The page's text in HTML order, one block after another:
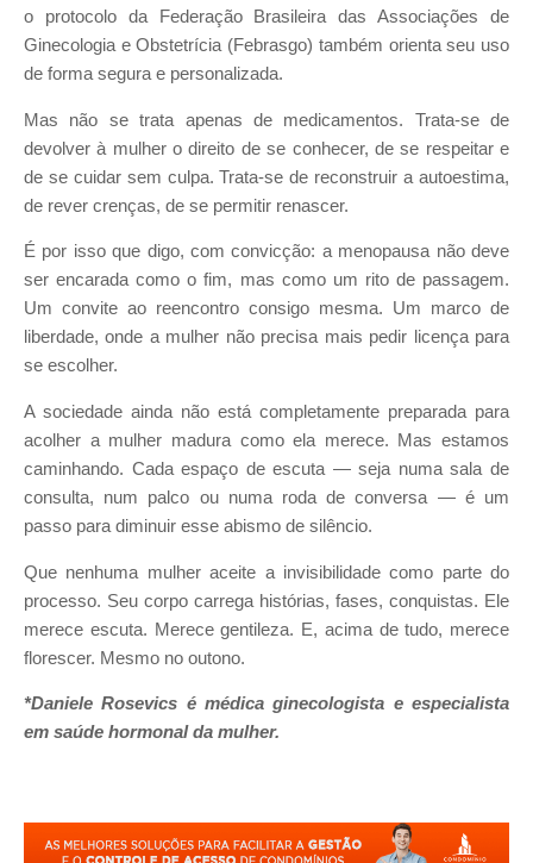
o protocolo da Federação Brasileira das Associações de
Ginecologia e Obstetrícia (Febrasgo) também orienta seu uso
de forma segura e personalizada.
Mas não se trata apenas de medicamentos. Trata-se de
devolver à mulher o direito de se conhecer, de se respeitar e
de se cuidar sem culpa. Trata-se de reconstruir a autoestima,
de rever crenças, de se permitir renascer.
É por isso que digo, com convicção: a menopausa não deve
ser encarada como o fim, mas como um rito de passagem.
Um convite ao reencontro consigo mesma. Um marco de
liberdade, onde a mulher não precisa mais pedir licença para
se escolher.
A sociedade ainda não está completamente preparada para
acolher a mulher madura como ela merece. Mas estamos
caminhando. Cada espaço de escuta — seja numa sala de
consulta, num palco ou numa roda de conversa — é um
passo para diminuir esse abismo de silêncio.
Que nenhuma mulher aceite a invisibilidade como parte do
processo. Seu corpo carrega histórias, fases, conquistas. Ele
merece escuta. Merece gentileza. E, acima de tudo, merece
florescer. Mesmo no outono.
*Daniele Rosevics é médica ginecologista e especialista
em saúde hormonal da mulher.